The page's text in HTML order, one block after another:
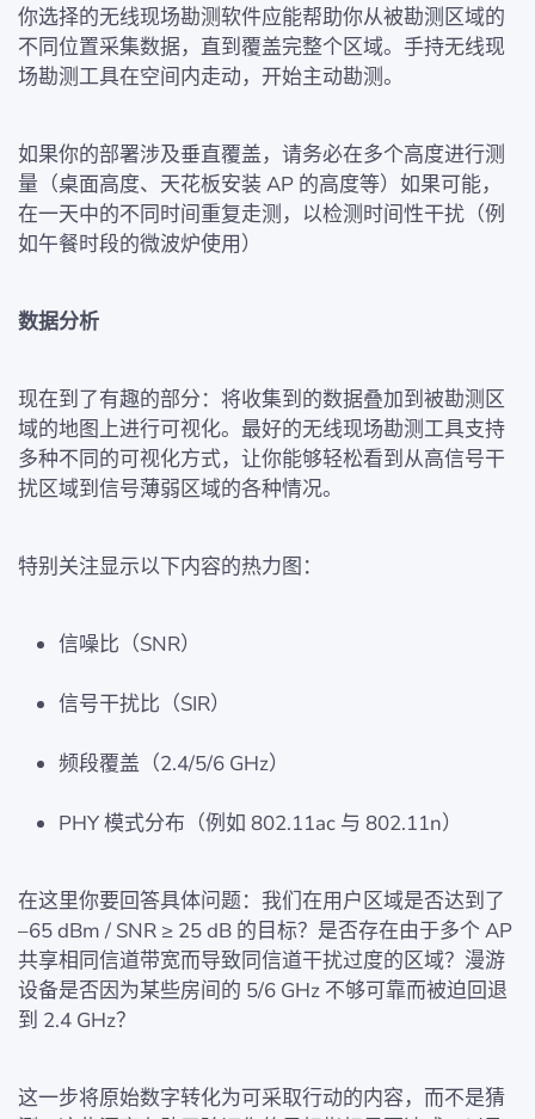
你选择的无线现场勘测软件应能帮助你从被勘测区域的
不同位置采集数据，直到覆盖完整个区域。手持无线现
场勘测工具在空间内走动，开始主动勘测。
如果你的部署涉及垂直覆盖，请务必在多个高度进行测
量（桌面高度、天花板安装 AP 的高度等）如果可能，
在一天中的不同时间重复走测，以检测时间性干扰（例
如午餐时段的微波炉使用）
数据分析
现在到了有趣的部分：将收集到的数据叠加到被勘测区
域的地图上进行可视化。最好的无线现场勘测工具支持
多种不同的可视化方式，让你能够轻松看到从高信号干
扰区域到信号薄弱区域的各种情况。
特别关注显示以下内容的热力图：
信噪比（SNR）
信号干扰比（SIR）
频段覆盖（2.4/5/6 GHz）
PHY 模式分布（例如 802.11ac 与 802.11n）
在这里你要回答具体问题：我们在用户区域是否达到了
–65 dBm / SNR ≥ 25 dB 的目标？是否存在由于多个 AP
共享相同信道带宽而导致同信道干扰过度的区域？漫游
设备是否因为某些房间的 5/6 GHz 不够可靠而被迫回退
到 2.4 GHz？
这一步将原始数字转化为可采取行动的内容，而不是猜